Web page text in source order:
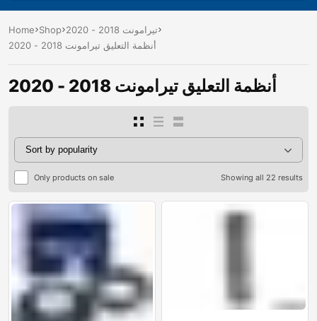
Home Shop
تيرامونت 2018 - 2020
أنظمة التعليق تيرامونت 2018 - 2020
أنظمة التعليق تيرامونت 2018 - 2020
Only products on sale Showing all 22 results